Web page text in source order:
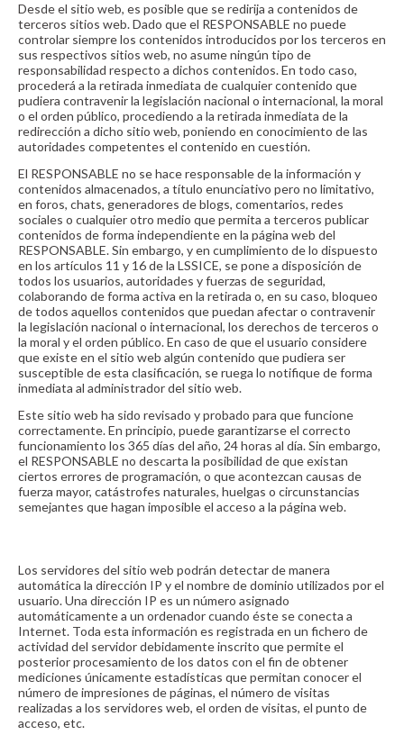
Desde el sitio web, es posible que se redirija a contenidos de
terceros sitios web. Dado que el RESPONSABLE no puede
controlar siempre los contenidos introducidos por los terceros en
sus respectivos sitios web, no asume ningún tipo de
responsabilidad respecto a dichos contenidos. En todo caso,
procederá a la retirada inmediata de cualquier contenido que
pudiera contravenir la legislación nacional o internacional, la moral
o el orden público, procediendo a la retirada inmediata de la
redirección a dicho sitio web, poniendo en conocimiento de las
autoridades competentes el contenido en cuestión.
El RESPONSABLE no se hace responsable de la información y
contenidos almacenados, a título enunciativo pero no limitativo,
en foros, chats, generadores de blogs, comentarios, redes
sociales o cualquier otro medio que permita a terceros publicar
contenidos de forma independiente en la página web del
RESPONSABLE. Sin embargo, y en cumplimiento de lo dispuesto
en los artículos 11 y 16 de la LSSICE, se pone a disposición de
todos los usuarios, autoridades y fuerzas de seguridad,
colaborando de forma activa en la retirada o, en su caso, bloqueo
de todos aquellos contenidos que puedan afectar o contravenir
la legislación nacional o internacional, los derechos de terceros o
la moral y el orden público. En caso de que el usuario considere
que existe en el sitio web algún contenido que pudiera ser
susceptible de esta clasificación, se ruega lo notifique de forma
inmediata al administrador del sitio web.
Este sitio web ha sido revisado y probado para que funcione
correctamente. En principio, puede garantizarse el correcto
funcionamiento los 365 días del año, 24 horas al día. Sin embargo,
el RESPONSABLE no descarta la posibilidad de que existan
ciertos errores de programación, o que acontezcan causas de
fuerza mayor, catástrofes naturales, huelgas o circunstancias
semejantes que hagan imposible el acceso a la página web.
Los servidores del sitio web podrán detectar de manera
automática la dirección IP y el nombre de dominio utilizados por el
usuario. Una dirección IP es un número asignado
automáticamente a un ordenador cuando éste se conecta a
Internet. Toda esta información es registrada en un fichero de
actividad del servidor debidamente inscrito que permite el
posterior procesamiento de los datos con el fin de obtener
mediciones únicamente estadísticas que permitan conocer el
número de impresiones de páginas, el número de visitas
realizadas a los servidores web, el orden de visitas, el punto de
acceso, etc.